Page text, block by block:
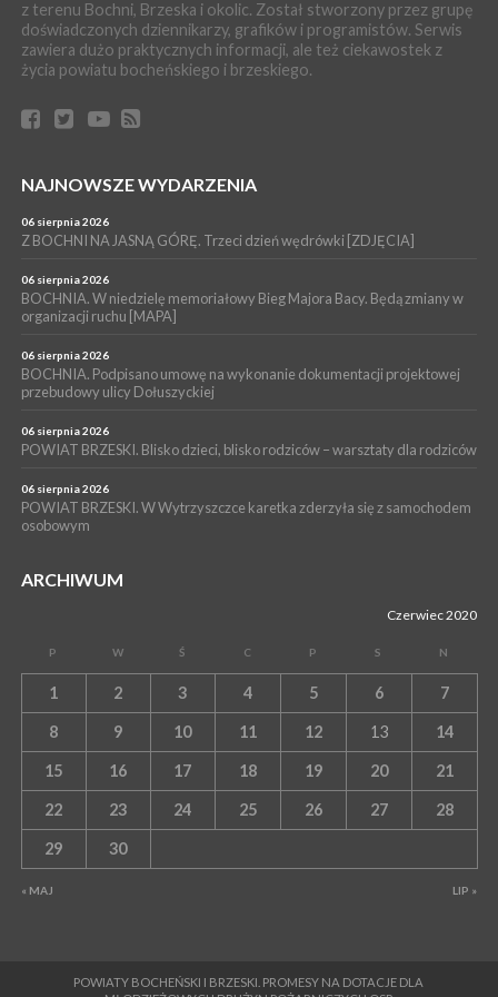
zabrał dziecko do szpitala w Krakowie
PIELGRZYMKA 2026
04 sierpnia 2026
Z BOCHNI NA JASNĄ GÓRĘ. Pierwszy dzień wędrówki
[ZDJĘCIA]
BRZESKO. Śledczy wyjaśniają, jak doszło do śmierci 32-letniego
WYDARZENIA
BOCHNIA. Rusza Gospelowe Lato. To będą cztery dni radosnej
muzyki [PROGRAM KONCERTÓW]
z terenu Bochni, Brzeska i okolic. Został stworzony przez grupę
doświadczonych dziennikarzy, grafików i programistów. Serwis
zawiera dużo praktycznych informacji, ale też ciekawostek z
życia powiatu bocheńskiego i brzeskiego.
NAJNOWSZE WYDARZENIA
06 sierpnia 2026
Z BOCHNI NA JASNĄ GÓRĘ. Trzeci dzień wędrówki [ZDJĘCIA]
06 sierpnia 2026
BOCHNIA. W niedzielę memoriałowy Bieg Majora Bacy. Będą zmiany w
organizacji ruchu [MAPA]
06 sierpnia 2026
BOCHNIA. Podpisano umowę na wykonanie dokumentacji projektowej
przebudowy ulicy Dołuszyckiej
06 sierpnia 2026
POWIAT BRZESKI. Blisko dzieci, blisko rodziców – warsztaty dla rodziców
06 sierpnia 2026
POWIAT BRZESKI. W Wytrzyszczce karetka zderzyła się z samochodem
osobowym
ARCHIWUM
Czerwiec 2020
P W Ś C P S N
« MAJ LIP »
1 2 3 4 5 6 7
8 9 10 11 12 13 14
15 16 17 18 19 20 21
22 23 24 25 26 27 28
29 30
POWIATY BOCHEŃSKI I BRZESKI. PROMESY NA DOTACJE DLA